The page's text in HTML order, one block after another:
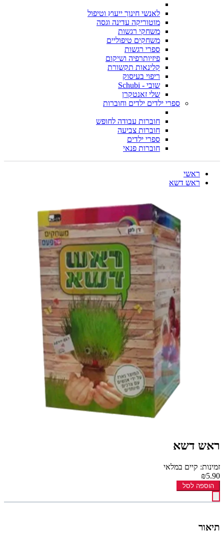
לאנשי חינוך ייעוץ וטיפול
מוטוריקה עדינה וגסה
משחקי רגשות
משחקים טיפוליים
ספרי רגשות
פיזיותרפיה ושיקום
קלינאות תקשורת
ריפוי בעיסוק
שובי - Schubi
שלי זאנטקרן
ספרי ילדים ילדים וחוברות
חוברות עבודה לחופש
חוברות צביעה
ספרי ילדים
חוברות פנאי
ראשי
ראש דשא
ראש דשא
זמינות: קיים במלאי
₪5.90
הוספה לסל
תיאור